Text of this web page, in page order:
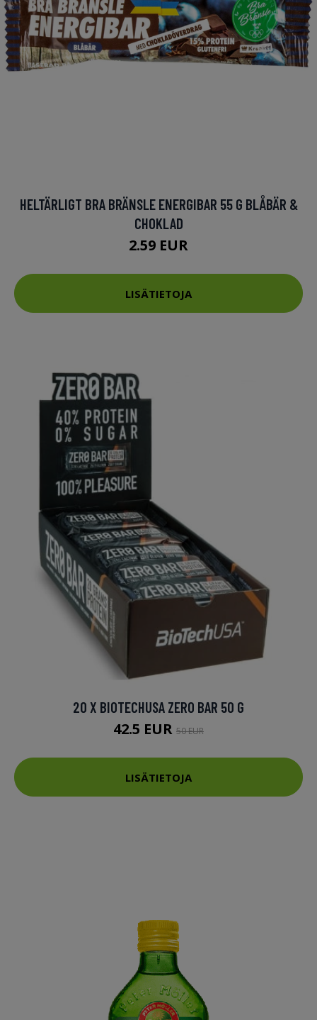
HELTÄRLIGT BRA BRÄNSLE ENERGIBAR 55 G BLÅBÄR &
CHOKLAD
2.59 EUR
LISÄTIETOJA
20 X BIOTECHUSA ZERO BAR 50 G
42.5 EUR 50 EUR
LISÄTIETOJA